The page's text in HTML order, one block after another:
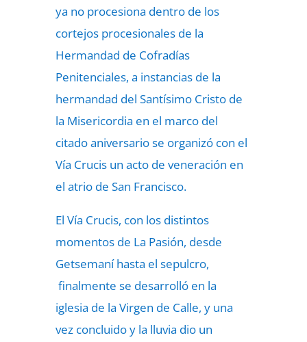
ya no procesiona dentro de los
cortejos procesionales de la
Hermandad de Cofradías
Penitenciales, a instancias de la
hermandad del Santísimo Cristo de
la Misericordia en el marco del
citado aniversario se organizó con el
Vía Crucis un acto de veneración en
el atrio de San Francisco.
El Vía Crucis, con los distintos
momentos de La Pasión, desde
Getsemaní hasta el sepulcro,
finalmente se desarrolló en la
iglesia de la Virgen de Calle, y una
vez concluido y la lluvia dio un